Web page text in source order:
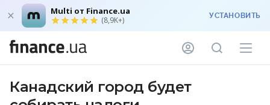
Multi от Finance.ua
(8,9K+) УСТАНОВИТЬ
Канадский город будет